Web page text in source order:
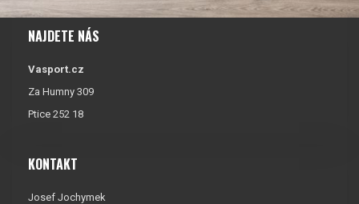
NAJDETE NÁS
Vasport.cz
Za Humny 309
Ptice 252 18
KONTAKT
Josef Jochymek